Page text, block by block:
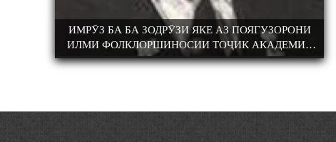
ИМРӮЗ БА БА ЗОДРӮЗИ ЯКЕ АЗ ПОЯГУЗОРОНИ
ИЛМИ ФОЛКЛОРШИНОСИИ ТОҶИК АКАДЕМИК
РАҶАБ АМОНОВ САД СОЛ ПУР ШУД.
ЗАБОН ВА
РӮДАКИИ
СОЛАГИИ
РӮДАКӢ
КОНФЕРЕНСИЯИ ИЛМИЮ АМАЛӢ БАХШИДА
100-СОЛАГИИ ШОИРИ ХАЛҚИИ
АМИНҶОН ШУКУҲӢ